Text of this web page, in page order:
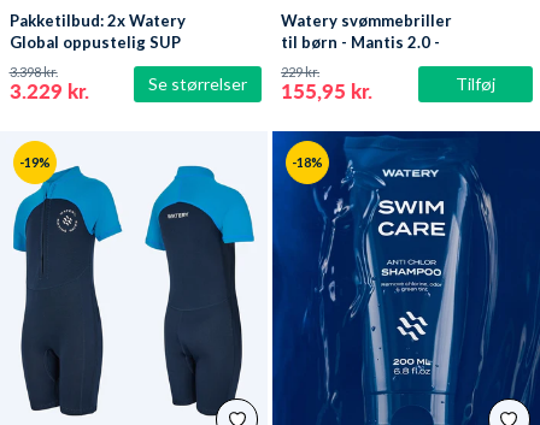
Se størrelser
Pakketilbud: 2x Watery
Global oppustelig SUP
PaddleBoard 10'6
3.229 kr.
3.398 kr.
Tilføj
Watery svømmebriller
til børn - Mantis 2.0 -
Lilla/klar
155,95 kr.
229 kr.
-19% -18%